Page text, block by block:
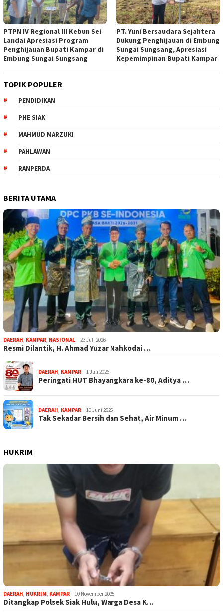
PTPN IV Regional III Kebun Sei
Landai Apresiasi Program
Penghijauan Bupati Kampar di
Embung Sungai Sungsang
PT. Yuni Bersaudara Sejahtera
Dukung Penghijauan di Embung
Sungai Sungsang, Apresiasi
Kepemimpinan Bupati Kampar ‎
TOPIK POPULER
PENDIDIKAN
PHE SIAK
MAHMUD MARZUKI
PAHLAWAN
RANPERDA
BERITA UTAMA
DAERAH KAMPAR NASIONAL 23 Juli 2026
Resmi Dilantik, H. Ahmad Yuzar Nahkodai …
DAERAH KAMPAR 1 Juli 2026
Peringati HUT Bhayangkara ke-80, Aditya …
DAERAH KAMPAR 19 Juni 2026
Tak Sekadar Bersih dan Sehat, Air Minum …
HUKRIM
DAERAH, HUKRIM, KAMPAR 10 November 2025
Ditangkap Polsek Siak Hulu, Warga Desa K…